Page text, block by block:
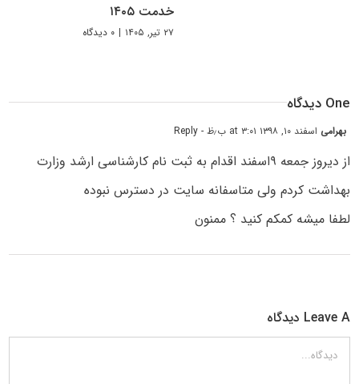
خدمت ۱۴۰۵
۲۷ تیر, ۱۴۰۵ | ۰ دیدگاه
One دیدگاه
بهرامی اسفند ۱۰, ۱۳۹۸ at ۳:۰۱ ب٫ظ - Reply
از دیروز جمعه ۹اسفند اقدام به ثبت نام کارشناسی ارشد وزارت
بهداشت کردم ولی متاسفانه سایت در دسترس نبوده
لطفا میشه کمکم کنید ؟ ممنون
Leave A دیدگاه
دیدگاه